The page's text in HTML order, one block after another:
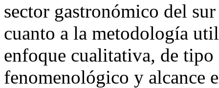
sector gastronómico del
cuanto a la metodología
enfoque cualitativa, de tipo
fenomenológico y alcance